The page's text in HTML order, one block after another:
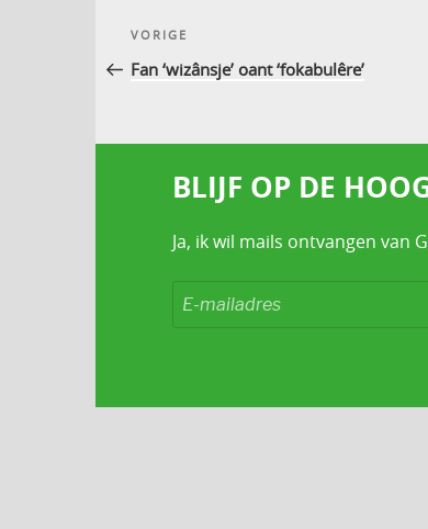
Bericht
navigatie
Vorig
bericht
VORIGE
Fan ‘wizânsje’ oant ‘fokabulêre’
BLIJF OP DE
Ja, ik wil mails ontvangen van